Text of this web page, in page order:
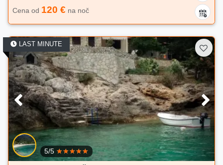
Cena od 120 € na noč
LAST MINUTE
5/5